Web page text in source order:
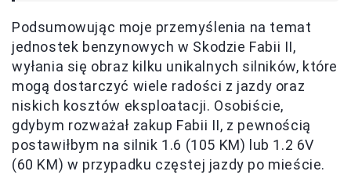
Podsumowując moje przemyślenia na temat
jednostek benzynowych w Skodzie Fabii II,
wyłania się obraz kilku unikalnych silników, które
mogą dostarczyć wiele radości z jazdy oraz
niskich kosztów eksploatacji. Osobiście,
gdybym rozważał zakup Fabii II, z pewnością
postawiłbym na silnik 1.6 (105 KM) lub 1.2 6V
(60 KM) w przypadku częstej jazdy po mieście.